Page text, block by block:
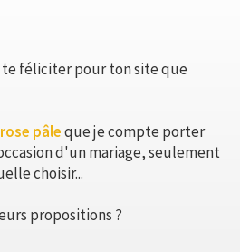
féliciter pour ton site que
pâleque je compte porter
d'un mariage, seulement
choisir...
propositions ?